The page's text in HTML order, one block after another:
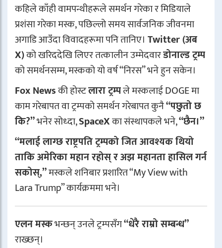
कहिले काँही वामपन्थीहरूले समर्थन गरेका र मिडियाले
प्रशंसा गरेका मस्क, पछिल्लो समय सार्वजनिक जीवनमा
अगाडि आउँदा विवादहरूमा पनि तानिए। Twitter (अब
X)को खरिददेखि लिएर तत्कालीन उम्मेदवारडोनाल्ड ट्रम्प
को समर्थनसम्म, मस्कको यो वर्ष “निरस” भने हुन सकेन।
Fox Newsकी होस्टलारा ट्रम्पले मस्कलाई DOGE मा
काम गरेबापत वा ट्रम्पको समर्थन गरेबापत कुनै“पछुतो छ
कि?”भनेर सोध्दा,SpaceXका संस्थापकले भने,“छैन।”
“मलाई लाग्छ राष्ट्रपति ट्रम्पको जित आवश्यक थियो
ताकि अमेरिका महान रहोस् र अझ महानता हासिल गर्न
सकोस्,”मस्कले शनिबार प्रशारित “My View with
Lara Trump” कार्यक्रममा भने।
एलन मस्कभन्छन् उनले ट्रम्पसँग“धेरै राम्रो सम्बन्ध”
राख्छन्।